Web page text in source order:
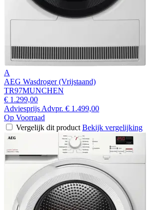
A
AEG Wasdroger (Vrijstaand)
TR97MUNCHEN
€ 1.299,00
Adviesprijs Advpr. € 1.499,00
Op Voorraad
Vergelijk dit product Bekijk vergelijking